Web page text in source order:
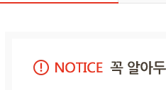
다.